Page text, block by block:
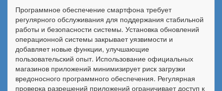
Программное обеспечение смартфона требует
регулярного обслуживания для поддержания стабильной
работы и безопасности системы. Установка обновлений
операционной системы закрывает уязвимости и
добавляет новые функции, улучшающие
пользовательский опыт. Использование официальных
магазинов приложений минимизирует риск загрузки
вредоносного программного обеспечения. Регулярная
проверка разрешений приложений ограничивает доступ к